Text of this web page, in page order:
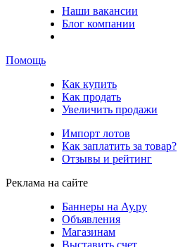
Наши вакансии
Блог компании
Помощь
Как купить
Как продать
Увеличить продажи
Импорт лотов
Как заплатить за товар?
Отзывы и рейтинг
Реклама на сайте
Баннеры на Ау.ру
Объявления
Магазинам
Выставить счет